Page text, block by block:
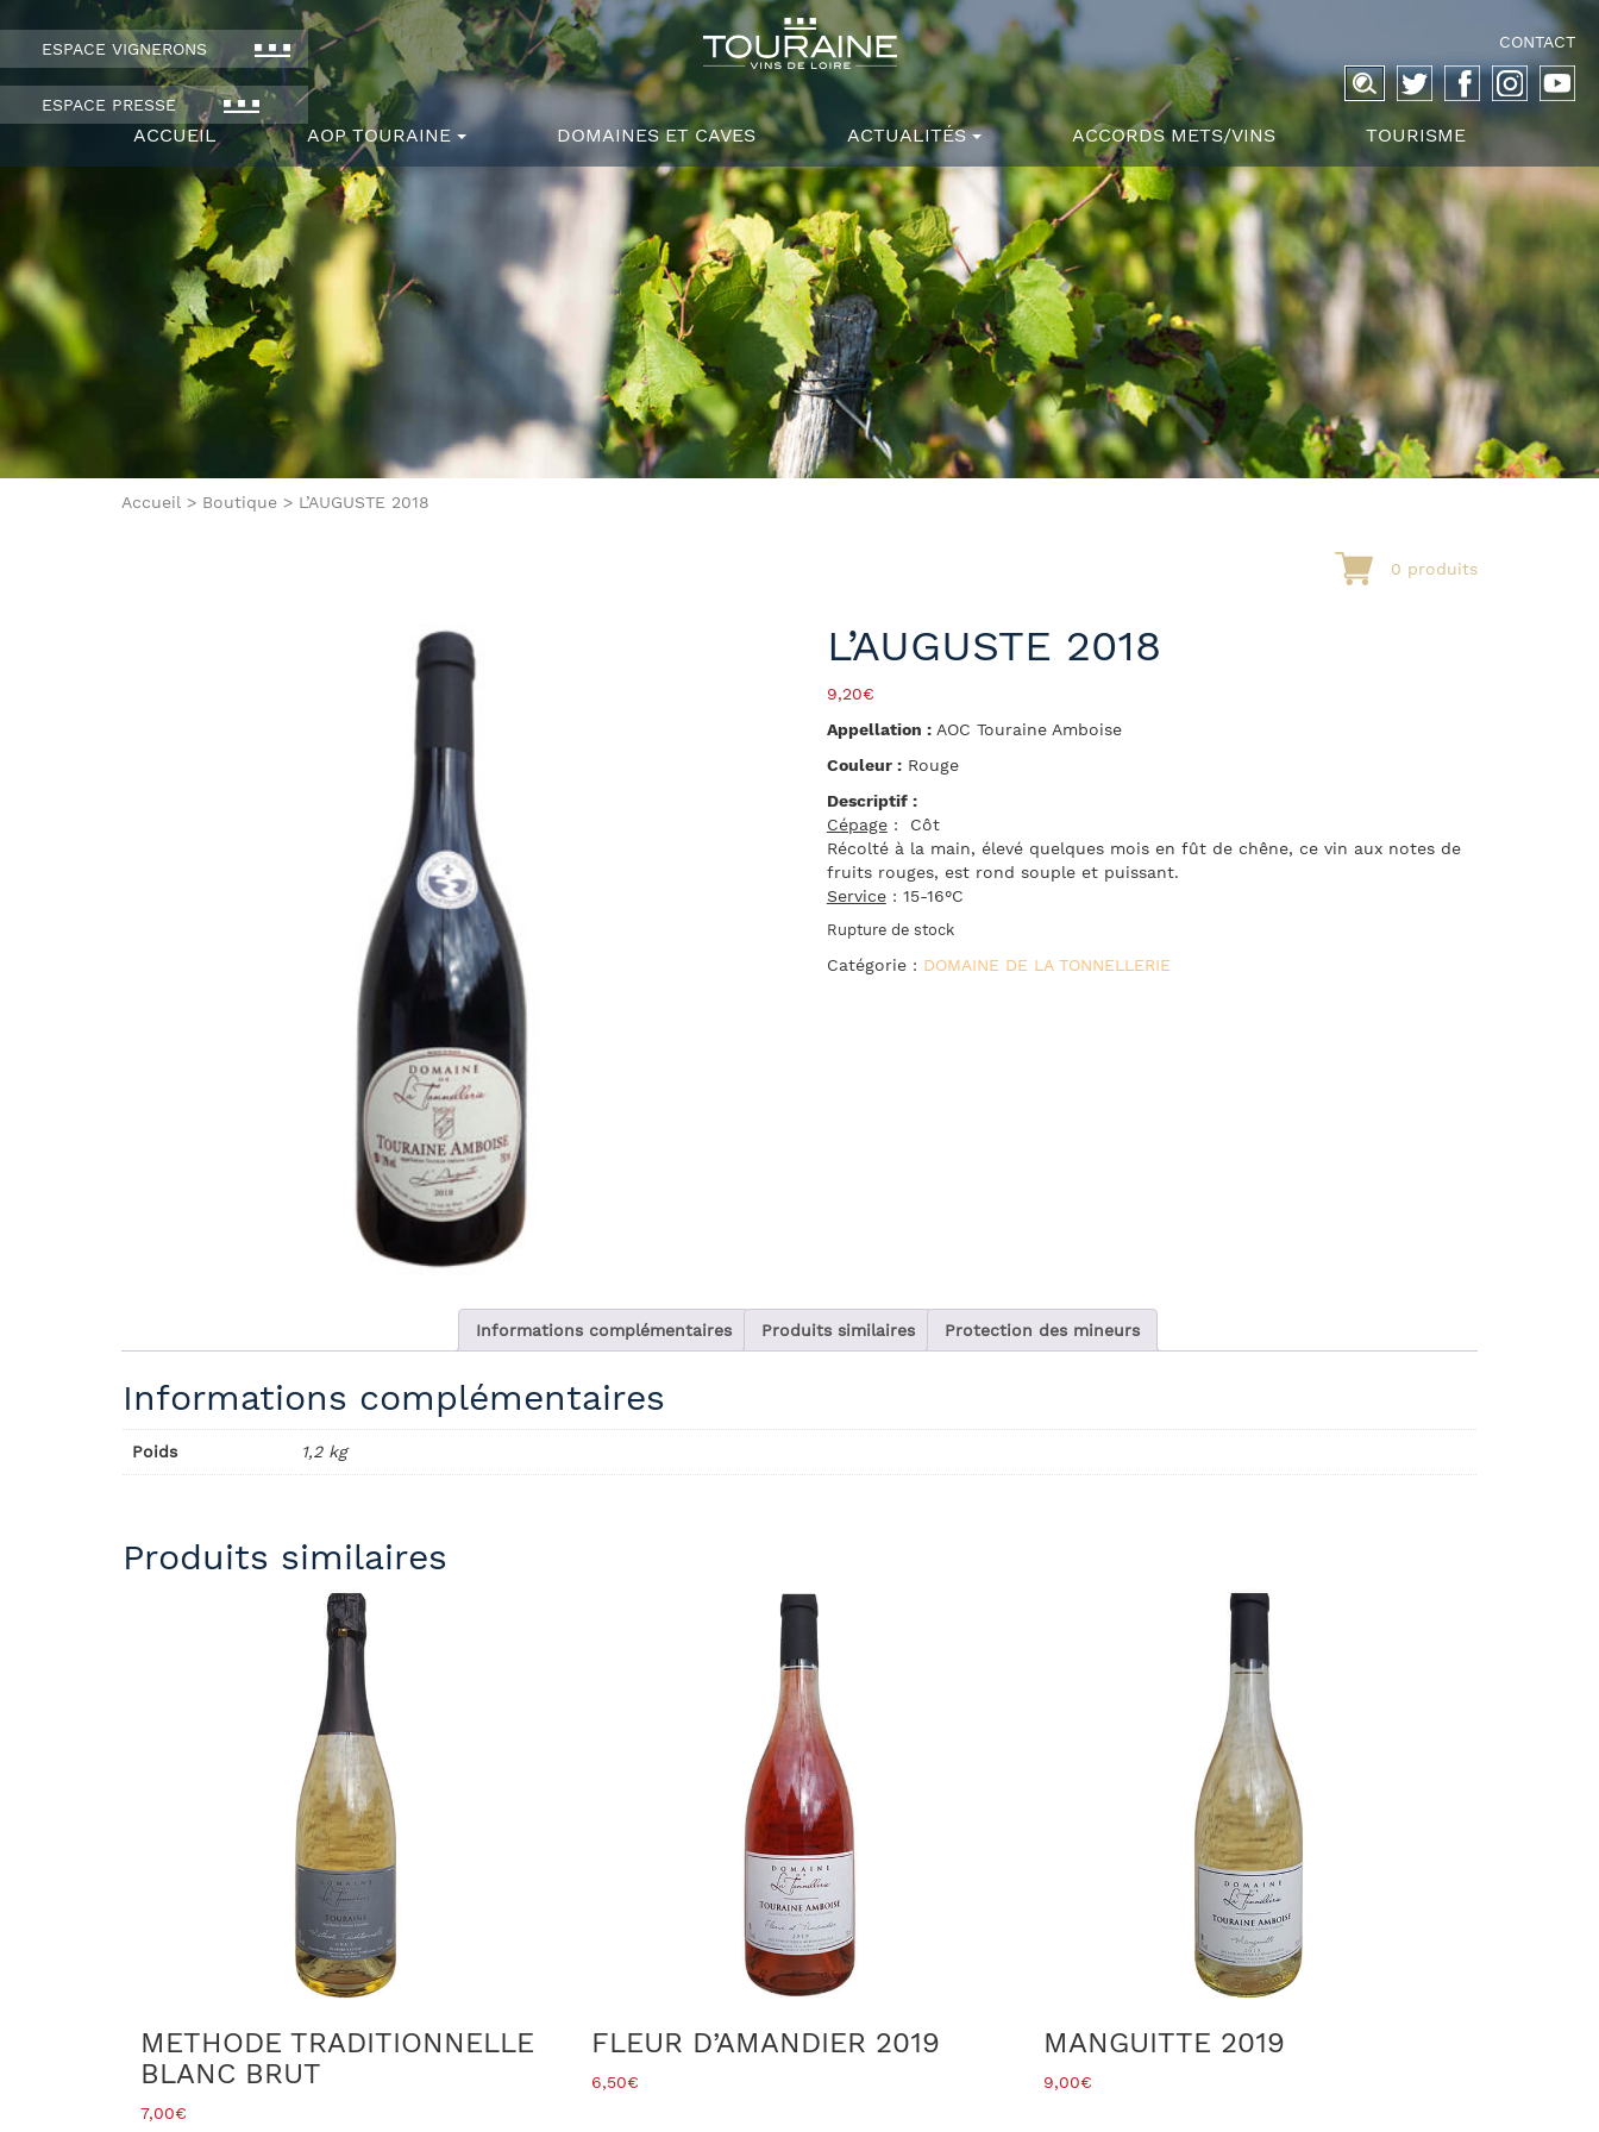
ESPACE VIGNERONS
ESPACE PRESSE
CONTACT
Recherche
pour :
ACCUEIL AOP TOURAINE DOMAINES ET CAVES ACTUALITÉS ACCORDS METS/VINS TOURISME
Accueil > Boutique > L’AUGUSTE 2018
0 produits
L’AUGUSTE 2018
9,20€
Appellation :AOC Touraine Amboise
Couleur :Rouge
Descriptif :
Cépage: Côt
Récolté à la main, élevé quelques mois en fût de chêne, ce vin aux notes de
fruits rouges, est rond souple et puissant.
Service: 15-16°C
Rupture de stock
Catégorie : DOMAINE DE LA TONNELLERIE
Informations complémentaires Produits similaires Protection des mineurs
Informations complémentaires
Poids 1,2 kg
Produits similaires
METHODE TRADITIONNELLE
BLANC BRUT
7,00€
FLEUR D’AMANDIER 2019
6,50€
MANGUITTE 2019
9,00€